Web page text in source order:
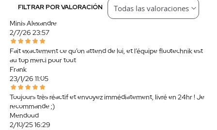
FILTRAR POR VALORACIÓN
Minis Alexandre
2/7/26 23:57
Fait exactement ce qu’on attend de lui, et l’équipe fluotechnik est
au top merci pour tout
Frank
23/1/26 11:05
Toujours très réactif et envoyez immédiatement, livré en 24hr ! Je
recommande ;)
Mendoud
2/10/25 16:29